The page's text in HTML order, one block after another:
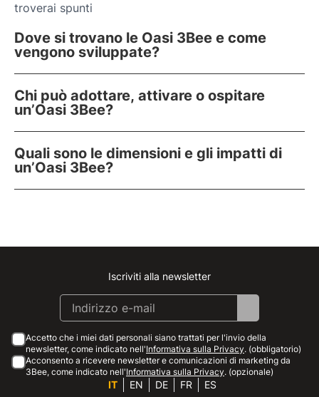
troverai spunti
Dove si trovano le Oasi 3Bee e come
vengono sviluppate?
Chi può adottare, attivare o ospitare
un’Oasi 3Bee?
Quali sono le dimensioni e gli impatti di
un’Oasi 3Bee?
Instagram
Facebook
Linkedin
Youtube
Iscriviti alla newsletter
Accetto che i miei dati personali siano trattati per l'invio della
newsletter, come indicato nell'Informativa sulla Privacy. (obbligatorio)
Acconsento a ricevere newsletter e comunicazioni di marketing da
3Bee, come indicato nell'Informativa sulla Privacy. (opzionale)
IT EN DE FR ES